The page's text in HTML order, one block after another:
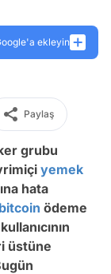
ekleyin
Paylaş
grubu
yemek
hata
bitcoin ödeme
üstüne